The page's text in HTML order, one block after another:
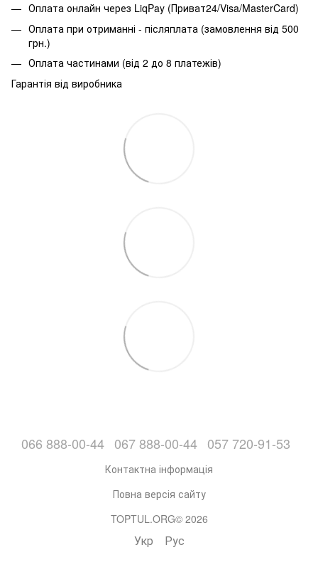
Оплата онлайн через LiqPay (Приват24/Visa/MasterCard)
Оплата при отриманні - післяплата (замовлення від 500
грн.)
Оплата частинами (від 2 до 8 платежів)
Гарантія від виробника
066 888-00-44 067 888-00-44 057 720-91-53
Контактна інформація
Повна версія сайту
TOPTUL.ORG© 2026
Укр Рус